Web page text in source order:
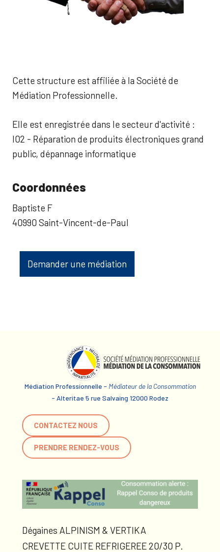
Cette structure est affiliée à la Société de
Médiation Professionnelle.
Elle est enregistrée dans le secteur d'activité :
I02 - Réparation de produits électroniques grand
public, dépannage informatique
Coordonnées
Baptiste F
40990 Saint-Vincent-de-Paul
Demander une médiation
Médiation Professionnelle - Médiateur de la Consommation
- Alteritae 5 rue Salvaing 12000 Rodez
CONTACTEZ NOUS
PRENDRE RENDEZ-VOUS
Dégaines ALPINISM & VERTIKA
CREVETTE CUITE REFRIGEREE 20/30 P.